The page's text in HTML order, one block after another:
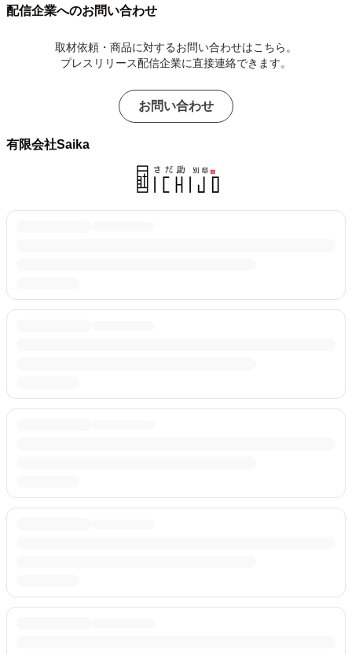
配信企業へのお問い合わせ
取材依頼・商品に対するお問い合わせはこちら。
プレスリリース配信企業に直接連絡できます。
お問い合わせ
有限会社Saika